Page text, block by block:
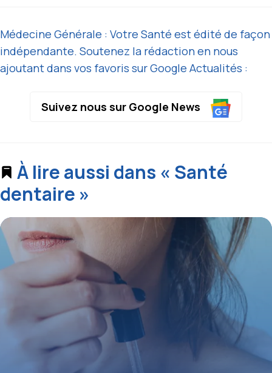
Médecine Générale : Votre Santé est édité de façon
indépendante. Soutenez la rédaction en nous
ajoutant dans vos favoris sur Google Actualités :
Suivez nous sur Google News
À lire aussi dans « Santé
dentaire »